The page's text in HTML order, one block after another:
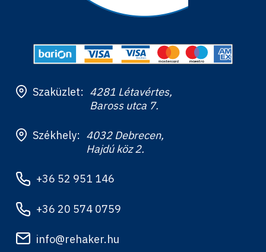
Szaküzlet: 4281 Létavértes,
Baross utca 7.
Székhely: 4032 Debrecen,
Hajdú köz 2.
+36 52 951 146
+36 20 574 0759
info@rehaker.hu